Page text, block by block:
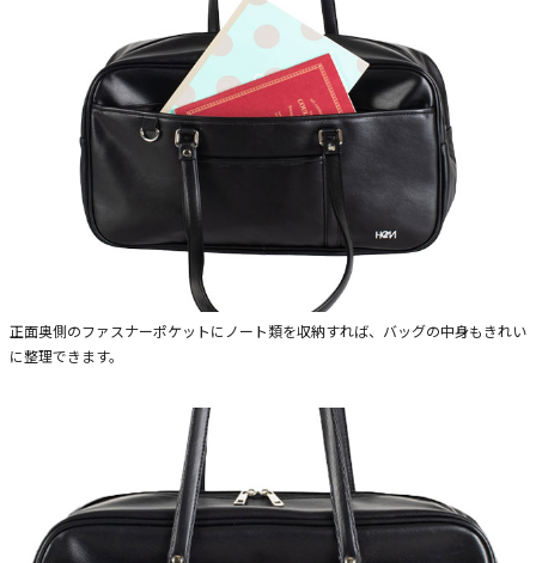
正面奥側のファスナーポケットにノート類を収納すれば、バッグの中身もきれい
に整理できます。